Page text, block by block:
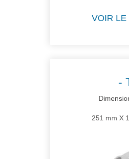
VOIR LE
251 mm X